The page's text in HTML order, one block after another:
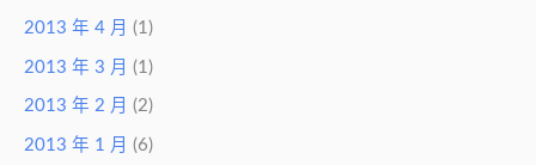
2013 年 4 月 (1)
2013 年 3 月 (1)
2013 年 2 月 (2)
2013 年 1 月 (6)